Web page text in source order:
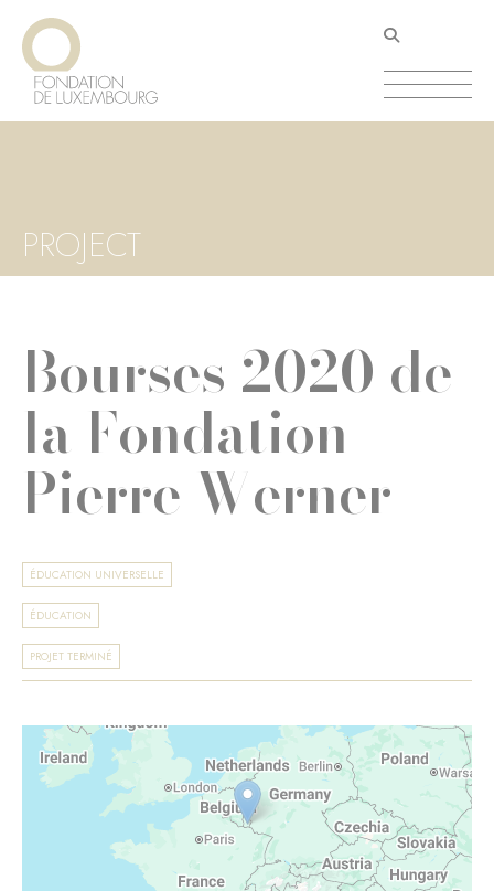
Aller
contenu
principal
PROJECT
Bourses 2020 de
la Fondation
Pierre Werner
ÉDUCATION UNIVERSELLE
ÉDUCATION
PROJET TERMINÉ
Panneau de gestion des cookies